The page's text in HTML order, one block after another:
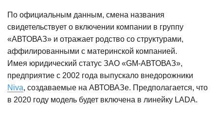
По официальным данным, смена названия
свидетельствует о включении компании в группу
«АВТОВАЗ» и отражает родство со структурами,
аффилированными с материнской компанией.
Имея юридический статус ЗАО «GM-АВТОВАЗ»,
предприятие с 2002 года выпускало внедорожники
Niva, создаваемые на АВТОВАЗе. Предполагается, что
в 2020 году модель будет включена в линейку LADA.